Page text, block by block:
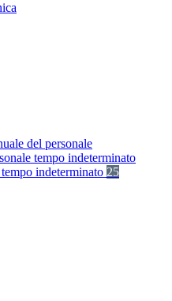
del personale
tempo indeterminato
indeterminato 25